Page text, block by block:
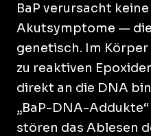
BaP verursacht
Akutsymptome —
genetisch. Im
zu reaktiven
direkt an die DNA
„BaP-DNA-
stören das Ablesen